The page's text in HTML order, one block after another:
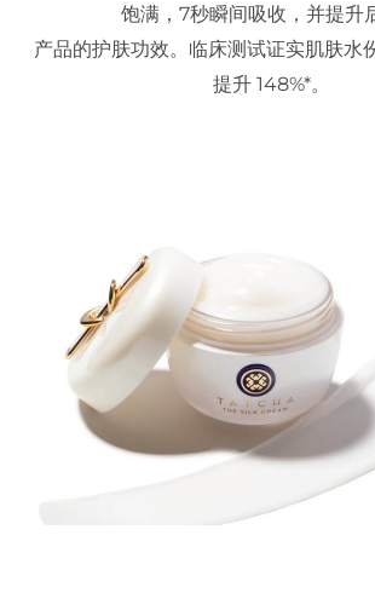
饱满，7秒瞬间吸收，并提升
产品的护肤功效。临床测试证实肌肤水
提升 148%*。